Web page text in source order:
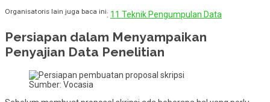
Organisatoris lain juga baca ini: 11 Teknik Pengumpulan Data
Persiapan dalam Menyampaikan
Penyajian Data Penelitian
Sumber: Vocasia